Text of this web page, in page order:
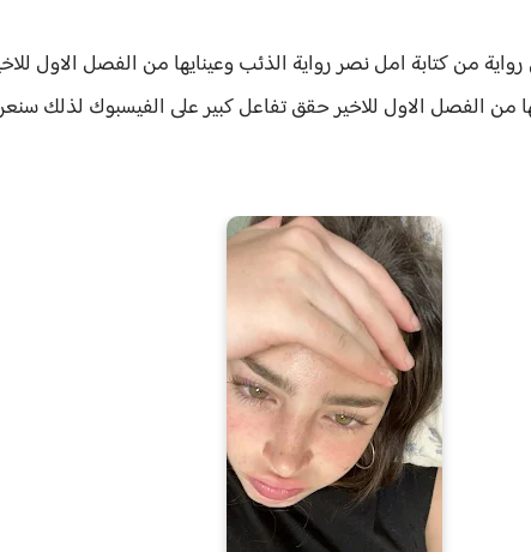
رواية من كتابة امل نصررواية الذئب وعينايها من الفصل الاول
من الفصل الاول للاخير حققتفاعل كبير على الفيسبوك لذلك